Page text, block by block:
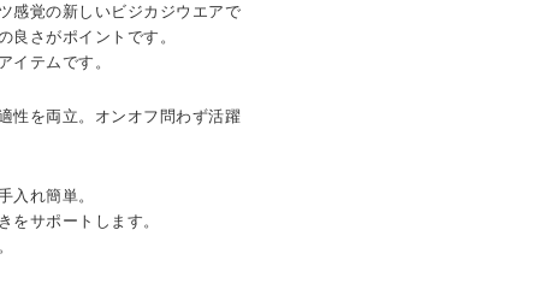
感覚の新しいビジカジウエアで
良さがポイントです。
イテムです。
性を両立。オンオフ問わず活躍
入れ簡単。
をサポートします。